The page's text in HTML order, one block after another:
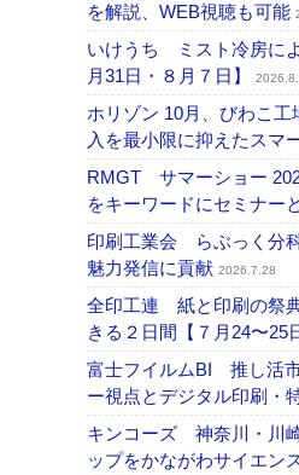
を解説、WEB視聴も可能
いけうち ミスト冷房に
月31日・８月７日】
ホリゾン 10月、びわこ
入を最小限に抑えたスマ
RMGT サマーショー
をキーワードにセミナー
印刷工業会 らぶっく分
魅力発信に貢献 2026.7.28
全印工連 紙と印刷の祭
きる２日間【７月24〜25
富士フイルムBI 推し活
ー視点とデジタル印刷・
キンコーズ 神奈川・川
ップをかながわサイエン